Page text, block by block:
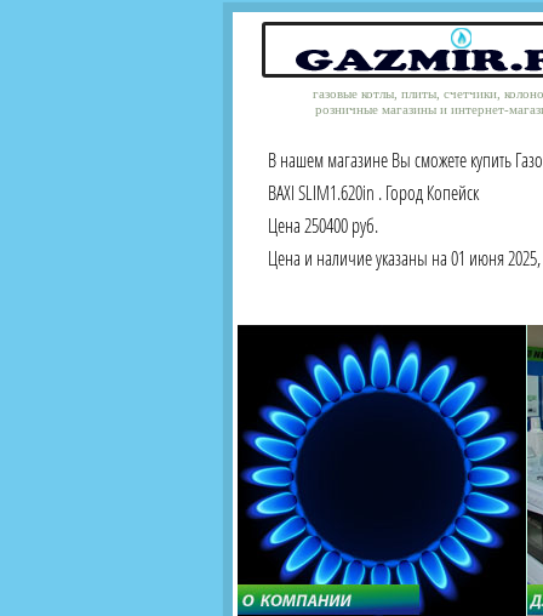
газовые котлы, плиты, счетчики,
розничные магазины и интернет-
В нашем магазине Вы сможете купить
BAXI SLIM1.620in . Город Копейск
Цена 250400 руб.
Цена и наличие указаны на 01 июня